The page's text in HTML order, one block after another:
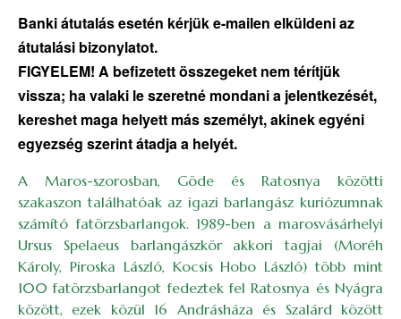
Banki átutalás esetén kérjük e-mailen elküldeni az
átutalási bizonylatot.
FIGYELEM! A befizetett összegeket nem térítjük
vissza; ha valaki le szeretné mondani a jelentkezését,
kereshet maga helyett más személyt, akinek egyéni
egyezség szerint átadja a helyét.
A Maros-szorosban, Göde és Ratosnya közötti
szakaszon találhatóak az igazi barlangász kuriózumnak
számító fatörzsbarlangok. 1989-ben a marosvásárhelyi
Ursus Spelaeus barlangászkör akkori tagjai (Moréh
Károly, Piroska László, Kocsis Hobo László) több mint
100 fatörzsbarlangot fedeztek fel Ratosnya és Nyágra
között, ezek közül 16 Andrásháza és Szalárd között